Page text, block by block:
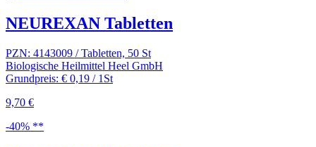
NEUREXAN Tabletten
PZN: 4143009 / Tabletten, 50 St
Biologische Heilmittel Heel GmbH
Grundpreis: € 0,19 / 1St
9,70 €
-40% **